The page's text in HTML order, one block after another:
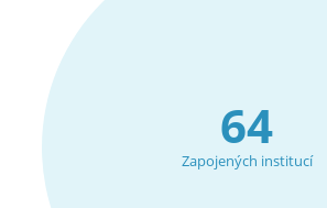
64
Zapojených institucí